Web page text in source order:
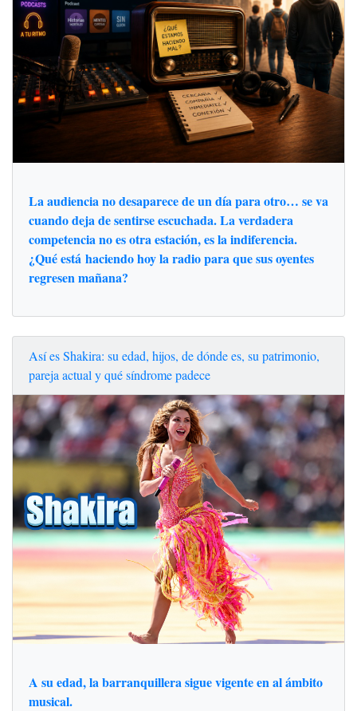
La audiencia no desaparece de un día para otro… se va
cuando deja de sentirse escuchada. La verdadera
competencia no es otra estación, es la indiferencia.
¿Qué está haciendo hoy la radio para que sus oyentes
regresen mañana?
Así es Shakira: su edad, hijos, de dónde es, su patrimonio,
pareja actual y qué síndrome padece
A su edad, la barranquillera sigue vigente en al ámbito
musical.